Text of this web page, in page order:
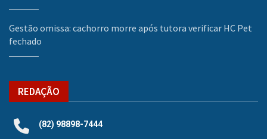
Gestão omissa: cachorro morre após tutora verificar HC Pet
fechado
REDAÇÃO
(82) 98898-7444